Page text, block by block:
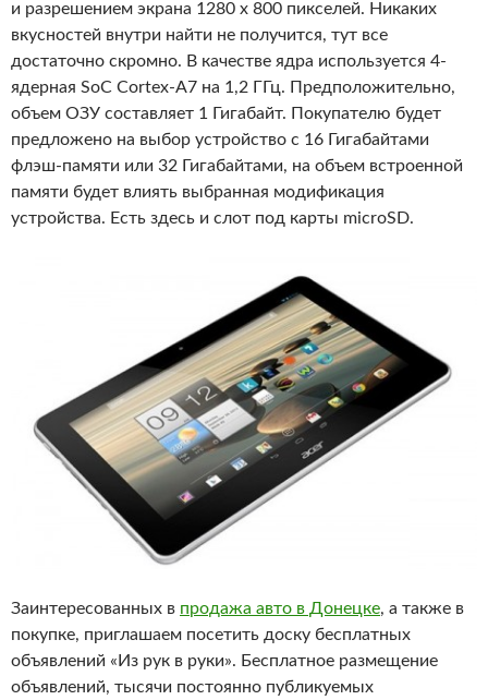
и разрешением экрана 1280 x 800 пикселей. Никаких
вкусностей внутри найти не получится, тут все
достаточно скромно. В качестве ядра используется 4-
ядерная SoC Cortex-A7 на 1,2 ГГц. Предположительно,
объем ОЗУ составляет 1 Гигабайт. Покупателю будет
предложено на выбор устройство с 16 Гигабайтами
флэш-памяти или 32 Гигабайтами, на объем встроенной
памяти будет влиять выбранная модификация
устройства. Есть здесь и слот под карты microSD.
Заинтересованных в продажа авто в Донецке, а также в
покупке, приглашаем посетить доску бесплатных
объявлений «Из рук в руки». Бесплатное размещение
объявлений, тысячи постоянно публикуемых